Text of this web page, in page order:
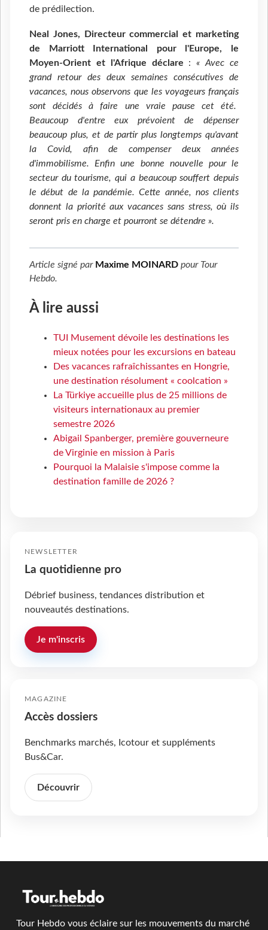
de prédilection.
Neal Jones, Directeur commercial et marketing
de Marriott International pour l'Europe, le
Moyen-Orient et l'Afrique déclare :« Avec ce
grand retour des deux semaines consécutives de
vacances, nous observons que les voyageurs français
sont décidés à faire une vraie pause cet été.
Beaucoup d'entre eux prévoient de dépenser
beaucoup plus, et de partir plus longtemps qu'avant
la Covid, afin de compenser deux années
d'immobilisme. Enfin une bonne nouvelle pour le
secteur du tourisme, qui a beaucoup souffert depuis
le début de la pandémie.Cette année, nos clients
donnent la priorité aux vacances sans stress, où ils
seront pris en charge et pourront se détendre ».
Article signé par Maxime MOINARD pour Tour
Hebdo.
À lire aussi
TUI Musement dévoile les destinations les
mieux notées pour les excursions en bateau
Des vacances rafraîchissantes en Hongrie,
une destination résolument « coolcation »
La Türkiye accueille plus de 25 millions de
visiteurs internationaux au premier
semestre 2026
Abigail Spanberger, première gouverneure
de Virginie en mission à Paris
Pourquoi la Malaisie s'impose comme la
destination famille de 2026 ?
NEWSLETTER
La quotidienne pro
Débrief business, tendances distribution et
nouveautés destinations.
Je m'inscris
MAGAZINE
Accès dossiers
Benchmarks marchés, Icotour et suppléments
Bus&Car.
Découvrir
Tour Hebdo vous éclaire sur les mouvements du marché